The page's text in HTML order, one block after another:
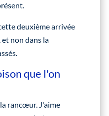
deuxième arrivée
et non dans la
que l'on
rancœur. J'aime